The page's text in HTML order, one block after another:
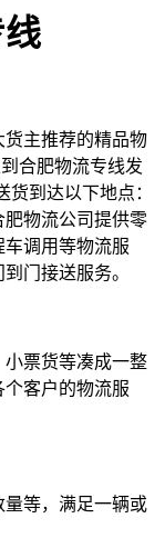
货主推荐的精品物
合肥物流专线发
到达以下地点：
物流公司提供零
调用等物流服
门接送服务。
票货等凑成一整
客户的物流服
等，满足一辆或